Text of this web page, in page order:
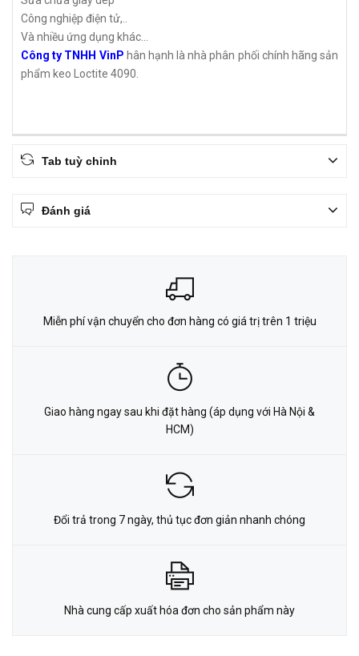
Công nghiệp điện tử,..
Và nhiều ứng dụng khác...
Công ty TNHH VinP hân hạnh là nhà phân phối chính hãng sản
phẩm keo Loctite 4090.
Tab tuỳ chỉnh
Đánh giá
Miễn phí vận chuyển cho đơn hàng có giá trị trên 1 triệu
Giao hàng ngay sau khi đặt hàng (áp dụng với Hà Nội &
HCM)
Đổi trả trong 7 ngày, thủ tục đơn giản nhanh chóng
Nhà cung cấp xuất hóa đơn cho sản phẩm này